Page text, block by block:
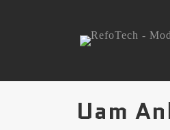
Uam